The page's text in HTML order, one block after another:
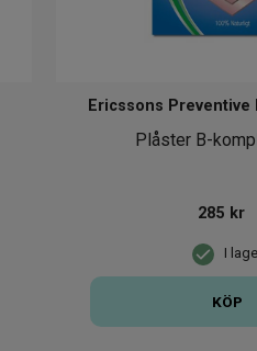
Plåster B-
Ericssons Preventive
I
285 kr
KÖP